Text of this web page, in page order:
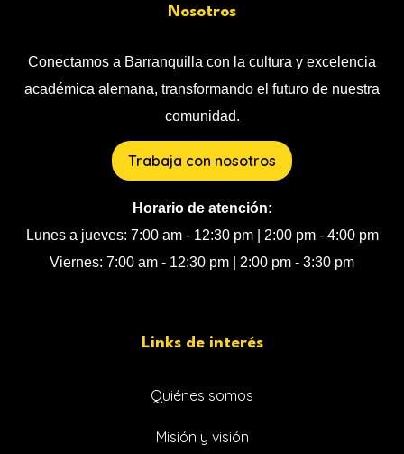
Nosotros
Conectamos a Barranquilla con la cultura y excelencia
académica alemana, transformando el futuro de nuestra
comunidad.
Trabaja con nosotros
Horario de atención:
Lunes a jueves: 7:00 am - 12:30 pm | 2:00 pm - 4:00 pm
Viernes: 7:00 am - 12:30 pm | 2:00 pm - 3:30 pm
Links de interés
Quiénes somos
Misión y visión